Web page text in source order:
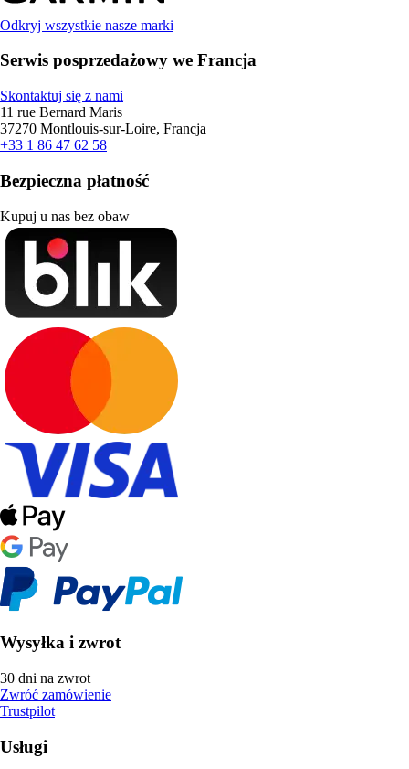
Odkryj wszystkie nasze marki
Serwis posprzedażowy we Francja
Skontaktuj się z nami
11 rue Bernard Maris
37270 Montlouis-sur-Loire, Francja
+33 1 86 47 62 58
Bezpieczna płatność
Kupuj u nas bez obaw
Wysyłka i zwrot
30 dni na zwrot
Zwróć zamówienie
Trustpilot
Usługi